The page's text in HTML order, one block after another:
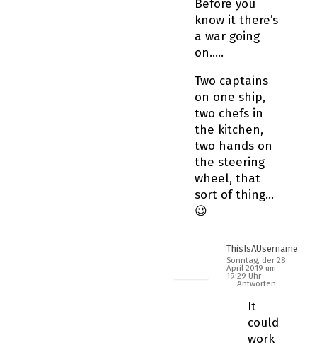
Before you
know it there’s
a war going
on…..
Two captains
on one ship,
two chefs in
the kitchen,
two hands on
the steering
wheel, that
sort of thing…
😉
ThisIsAUsername
Sonntag, der 28.
April 2019 um
19:29 Uhr
Antworten
It
could
work